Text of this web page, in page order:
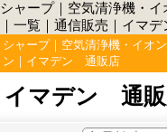
シャープ｜空気清浄機・
｜一覧｜通信販売｜イマ
シャープ｜空気清浄機・イオ
ン｜イマデン 通販店
イマデン 通